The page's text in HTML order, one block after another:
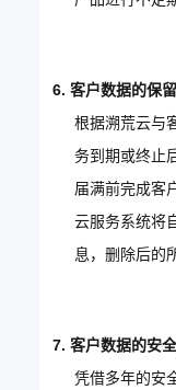
6. 客户数据的保留
根据溯荒云与
务到期或终止
届满前完成客
云服务系统将
息，删除后的
7. 客户数据的安
凭借多年的安